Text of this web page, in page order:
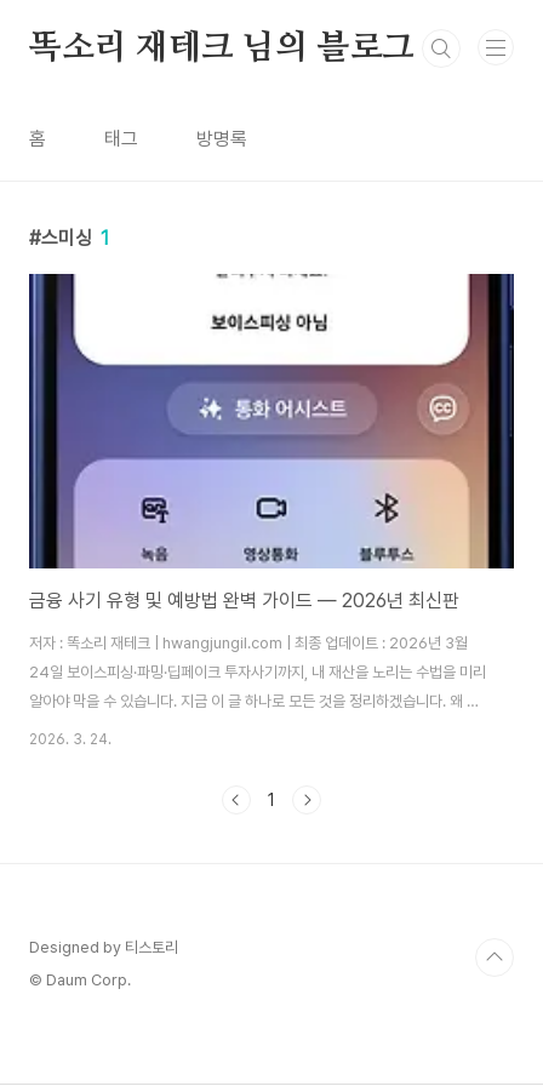
똑소리 재테크 님의 블로그
홈 태그 방명록
스미싱 1
금융 사기 유형 및 예방법 완벽 가이드 — 2026년 최신판
저자 : 똑소리 재테크 | hwangjungil.com | 최종 업데이트 : 2026년 3월
24일 보이스피싱·파밍·딥페이크 투자사기까지, 내 재산을 노리는 수법을 미리
알아야 막을 수 있습니다. 지금 이 글 하나로 모든 것을 정리하겠습니다. 왜 지
금 이 글을 읽어야 합니까?2025년 한국금융연구원 보고서에 따르면, 국내 보
하는 추세입니다. 따라서 "나는 절대 안 당한다"는 생각이 가장 위험한 착각입
2026. 3. 24.
1
Designed by 티스토리
© Daum Corp.